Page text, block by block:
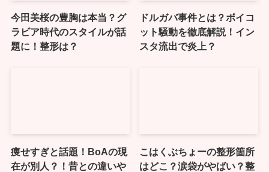
今田美桜の豊胸は本当？グ
ラビア時代のスタイルが話
題に！整形は？
ドルガバ事件とは？ボイコ
ット騒動を徹底解説！イン
スタ流出で炎上？
痩せすぎと話題！BoAの現
在が別人？！昔との違いや
こはくぶちょーの整形箇所
はどこ？涙袋がやばい？整